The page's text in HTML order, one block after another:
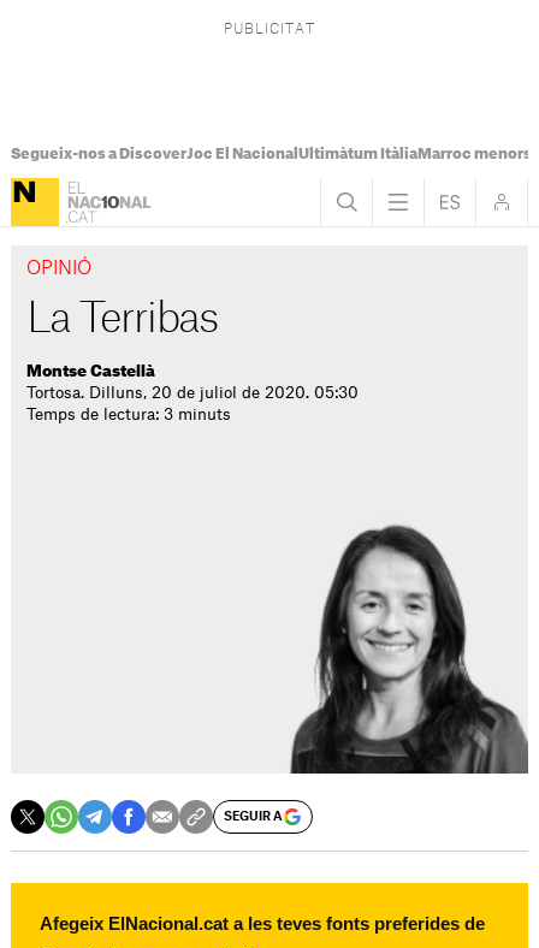
Segueix-nos a DiscoverJoc El Nacional Ultimàtum ItàliaMarroc menors
OPINIÓ
La Terribas
Montse Castellà
Tortosa. Dilluns, 20 de juliol de 2020. 05:30
Temps de lectura: 3 minuts
SEGUIR A
Afegeix ElNacional.cat a les teves fonts preferides de